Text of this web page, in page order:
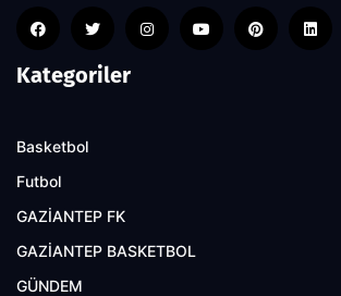
Kategoriler
Basketbol
Futbol
GAZİANTEP FK
GAZİANTEP BASKETBOL
GÜNDEM